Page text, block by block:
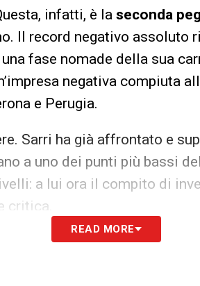
infatti, è la seconda
Il record negativo assoluto
fase nomade della sua
negativa compiuta
e Perugia.
Sarri ha già affrontato e
a uno dei punti più bassi
a lui ora il compito di
critica.
READ MORE